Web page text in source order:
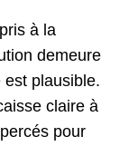
à la
demeure
est plausible.
claire à
pour